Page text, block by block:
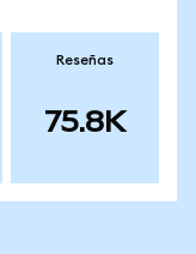
Reseñas
75.8K